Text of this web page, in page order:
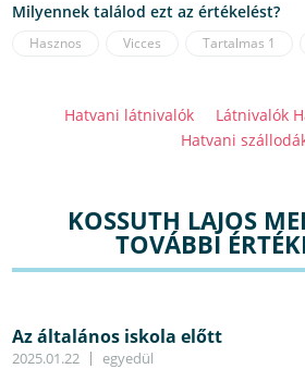
Milyennek találod ezt az értékelést?
Hasznos Vicces Tartalmas 1
Hatvani látnivalók
Látnivalók
Hatvani
KOSSUTH LAJOS
TOVÁBBI
Az általános iskola előtt
2025.01.22 egyedül